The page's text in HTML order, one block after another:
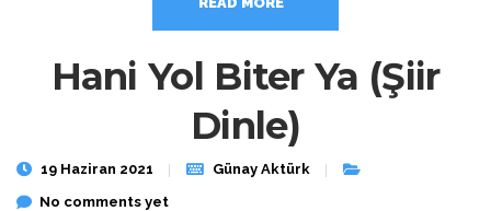
Hani Yol Biter Ya (Şiir
Dinle)
19 Haziran 2021
Günay Aktürk
No comments yet